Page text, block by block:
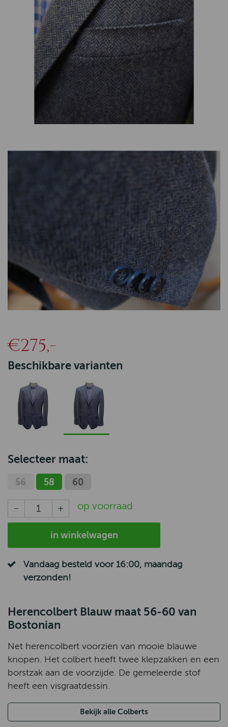
€275,-
Beschikbare varianten
Selecteer maat:
56 58 60
op voorraad
in winkelwagen
Vandaag besteld voor 16:00, maandag
verzonden!
Herencolbert Blauw maat 56-60 van
Bostonian
Net herencolbert voorzien van mooie blauwe
knopen. Het colbert heeft twee klepzakken en een
borstzak aan de voorzijde. De gemeleerde stof
heeft een visgraatdessin.
Bekijk alle Colberts